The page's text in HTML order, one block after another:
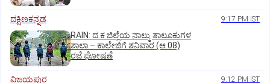
ದಕ್ಷಿಣಕನ್ನಡ 9:17 PM IST
RAIN: ದ.ಕ ಜಿಲ್ಲೆಯ ನಾಲ್ಕು ತಾಲೂಕುಗಳ
ಶಾಲಾ – ಕಾಲೇಜಿಗೆ ಶನಿವಾರ (ಆ.08)
ರಜೆ ಘೋಷಣೆ
ವಿಜಯಪುರ 9:12 PM IST